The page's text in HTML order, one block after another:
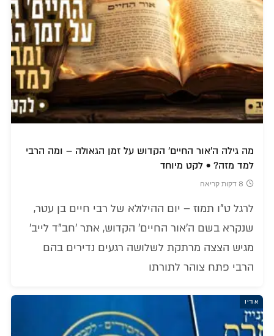
מה גילה ה'אור החיים' הקדוש על זמן הגאולה – ומה הרבי
למד מזה? • לקט מיוחד
8 דקות קריאה
לרגל ט"ו תמוז – יום ההילולא של רבי חיים בן עטר,
שנקרא בשם ה'אור החיים' הקדוש, אתר 'חב"ד לייב'
מגיש הצצה מרתקת לשלושה רגעים נדירים בהם
הרבי פתח צוהר לתורתו
אודיו